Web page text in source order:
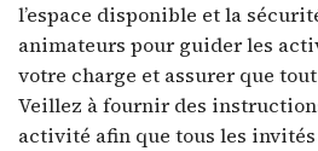
l’espace disponible et la
animateurs pour guider les
votre charge et assurer que
Veillez à fournir des
activité afin que tous les